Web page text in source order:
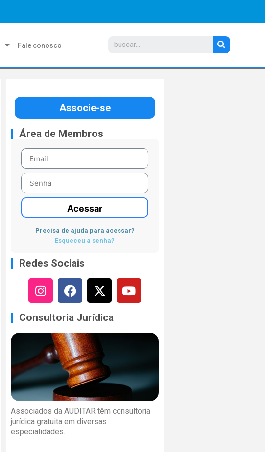
Fale conosco
Associe-se
Área de Membros
Acessar
Precisa de ajuda para acessar?
Esqueceu a senha?
Redes Sociais
Consultoria Jurídica
Associados da AUDITAR têm consultoria
jurídica gratuita em diversas
especialidades.